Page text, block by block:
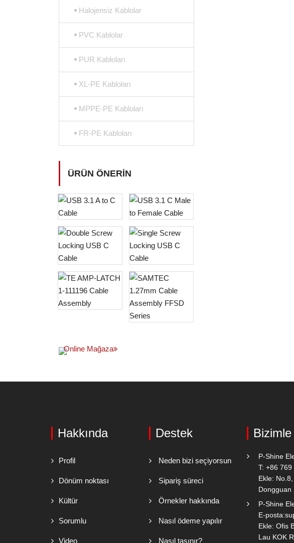
Halojensiz Kablolar
PVC Kablolar
PUR Kabloları
XL-PE Kabloları
MPPE-PE Kabloları
FR-PE Kabloları
ÜRÜN ÖNERIN
Online Mağaza
Hakkında
Profil
Dönüm noktası
Kültür
Sorumlu
Video
Destek
Neden bizi seçiyorsun
Sipariş süreci
Örnekler hakkında
Nasıl ödeme yapılır
Nasıl taşınır?
P-Shine
T: +86
Ekle:
Dongguan
P-Shine
E-posta:
Ekle: Ofis
Lau KOK